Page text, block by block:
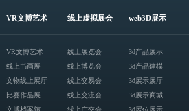
VR文博艺术
VR文博艺术
线上书画展
文物线上展厅
比赛作品展
文博档案馆
线上虚拟展会
线上展览会
线上博览会
线上交易会
线上交流会
线上广交会
web3D展示
3d产品展示
3d产品建模
3d展示展厅
3d展示商城
3d展位展示